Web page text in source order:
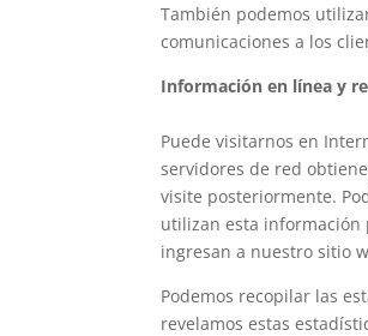
También podemos
comunicaciones a los
Información en línea y
Puede visitarnos en
servidores de red
visite posteriormente.
utilizan esta información
ingresan a nuestro sitio
Podemos recopilar las
revelamos estas